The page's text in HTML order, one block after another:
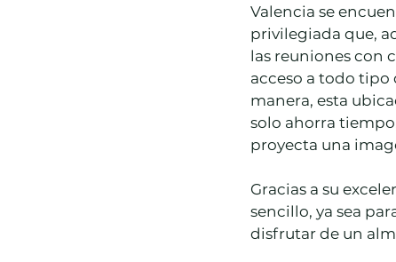
Valencia se
privilegiada que,
las reuniones con
acceso a todo tipo
manera, esta
solo ahorra
proyecta una
Gracias a su
sencillo, ya sea
disfrutar de un